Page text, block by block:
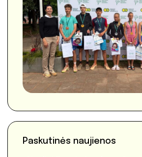
Paskutinės naujienos